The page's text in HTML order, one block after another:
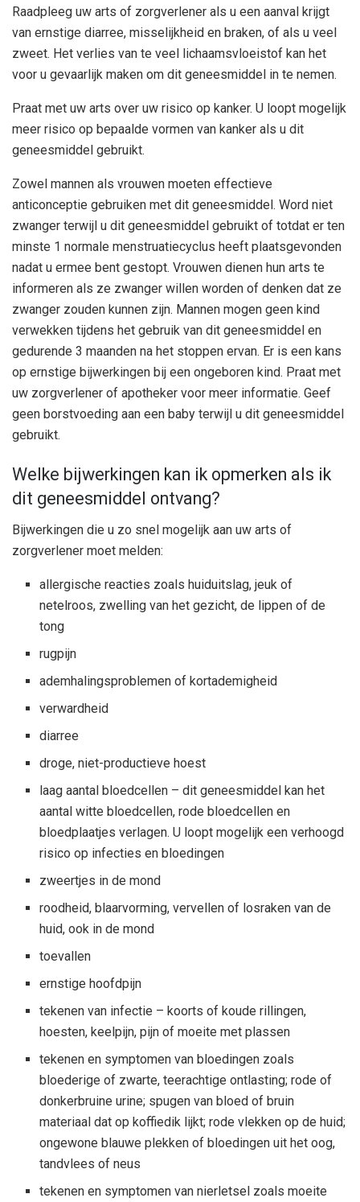
Raadpleeg uw arts of zorgverlener als u een aanval krijgt
van ernstige diarree, misselijkheid en braken, of als u veel
zweet. Het verlies van te veel lichaamsvloeistof kan het
voor u gevaarlijk maken om dit geneesmiddel in te nemen.
Praat met uw arts over uw risico op kanker. U loopt mogelijk
meer risico op bepaalde vormen van kanker als u dit
geneesmiddel gebruikt.
Zowel mannen als vrouwen moeten effectieve
anticonceptie gebruiken met dit geneesmiddel. Word niet
zwanger terwijl u dit geneesmiddel gebruikt of totdat er ten
minste 1 normale menstruatiecyclus heeft plaatsgevonden
nadat u ermee bent gestopt. Vrouwen dienen hun arts te
informeren als ze zwanger willen worden of denken dat ze
zwanger zouden kunnen zijn. Mannen mogen geen kind
verwekken tijdens het gebruik van dit geneesmiddel en
gedurende 3 maanden na het stoppen ervan. Er is een kans
op ernstige bijwerkingen bij een ongeboren kind. Praat met
uw zorgverlener of apotheker voor meer informatie. Geef
geen borstvoeding aan een baby terwijl u dit geneesmiddel
gebruikt.
Welke bijwerkingen kan ik opmerken als ik
dit geneesmiddel ontvang?
Bijwerkingen die u zo snel mogelijk aan uw arts of
zorgverlener moet melden:
allergische reacties zoals huiduitslag, jeuk of
netelroos, zwelling van het gezicht, de lippen of de
tong
rugpijn
ademhalingsproblemen of kortademigheid
verwardheid
diarree
droge, niet-productieve hoest
laag aantal bloedcellen – dit geneesmiddel kan het
aantal witte bloedcellen, rode bloedcellen en
bloedplaatjes verlagen. U loopt mogelijk een verhoogd
risico op infecties en bloedingen
zweertjes in de mond
roodheid, blaarvorming, vervellen of losraken van de
huid, ook in de mond
toevallen
ernstige hoofdpijn
tekenen van infectie – koorts of koude rillingen,
hoesten, keelpijn, pijn of moeite met plassen
tekenen en symptomen van bloedingen zoals
bloederige of zwarte, teerachtige ontlasting; rode of
donkerbruine urine; spugen van bloed of bruin
materiaal dat op koffiedik lijkt; rode vlekken op de huid;
ongewone blauwe plekken of bloedingen uit het oog,
tandvlees of neus
tekenen en symptomen van nierletsel zoals moeite